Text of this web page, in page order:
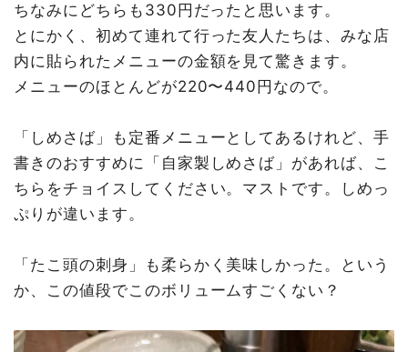
ちなみにどちらも330円だったと思います。
とにかく、初めて連れて行った友人たちは、みな店
内に貼られたメニューの金額を見て驚きます。
メニューのほとんどが220〜440円なので。
「しめさば」も定番メニューとしてあるけれど、手
書きのおすすめに「自家製しめさば」があれば、こ
ちらをチョイスしてください。マストです。しめっ
ぷりが違います。
「たこ頭の刺身」も柔らかく美味しかった。という
か、この値段でこのボリュームすごくない？